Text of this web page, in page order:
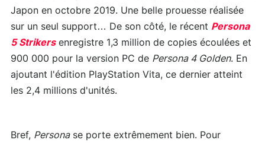
Japon en octobre 2019. Une belle prouesse réalisée
sur un seul support… De son côté, le récent Persona
5 Strikersenregistre 1,3 million de copies écoulées et
900 000 pour la version PC de Persona 4 Golden. En
ajoutant l'édition PlayStation Vita, ce dernier atteint
les 2,4 millions d'unités.
Bref, Personase porte extrêmement bien. Pour